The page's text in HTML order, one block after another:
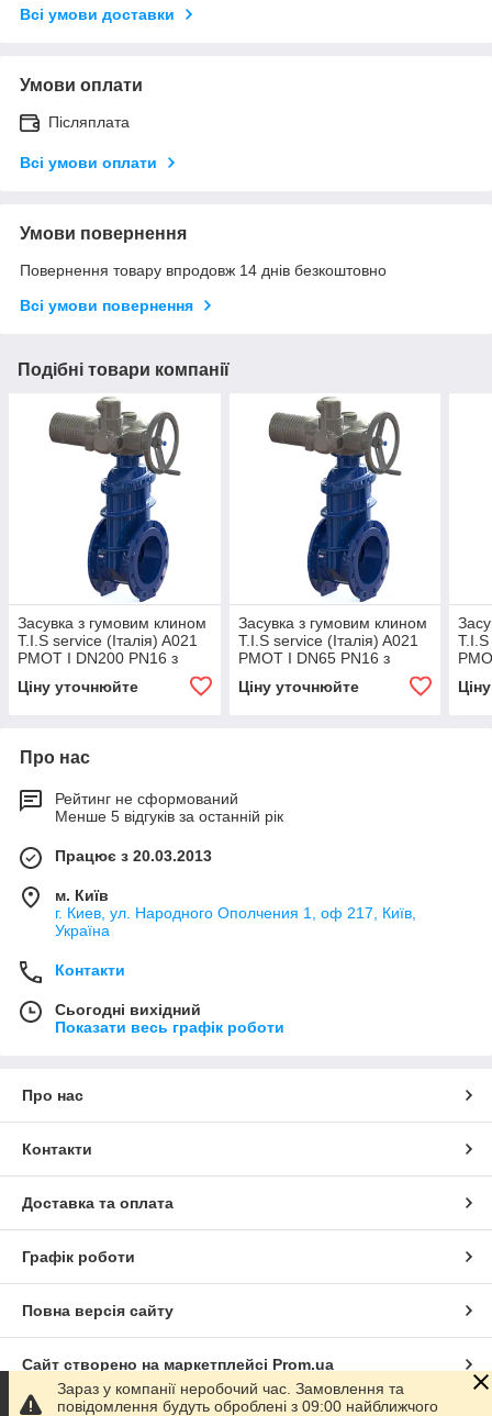
Всі умови доставки
Умови оплати
Післяплата
Всі умови оплати
Умови повернення
Повернення товару впродовж 14 днів безкоштовно
Всі умови повернення
Подібні товари компанії
Засувка з гумовим клином
T.I.S service (Італія) A021
PMOT I DN200 PN16 з
електроприводом AUMA
SA10.2
Ціну уточнюйте
Засувка з гумовим клином
T.I.S service (Італія) A021
PMOT I DN65 PN16 з
електроприводом AUMA
SA07.6
Ціну уточнюйте
T.I.S
Про нас
Рейтинг не сформований
Менше 5 відгуків за останній рік
Працює з 20.03.2013
м. Київ
г. Киев, ул. Народного Ополчения 1, оф 217, Київ,
Україна
Контакти
Сьогодні вихідний
Показати весь графік роботи
Про нас
Контакти
Доставка та оплата
Графік роботи
Повна версія сайту
Сайт створено на маркетплейсі Prom.ua
Зараз у компанії неробочий час. Замовлення та
повідомлення будуть оброблені з 09:00 найближчого